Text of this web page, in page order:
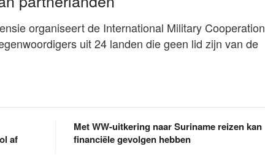
organiseert de International Military Cooperation
uit 24 landen die geen lid zijn van de
af
Met WW-uitkering naar Suriname reizen kan
financiële gevolgen hebben